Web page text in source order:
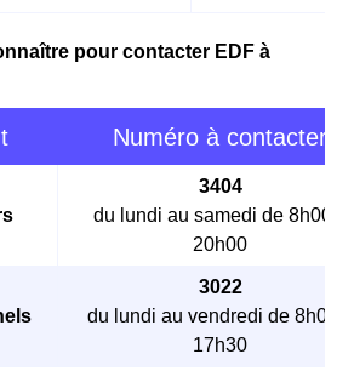
pour contacter EDF à
Numéro à contacter
3404
du lundi au samedi de 8h00 à
20h00
3022
du lundi au vendredi de 8h00 à
17h30